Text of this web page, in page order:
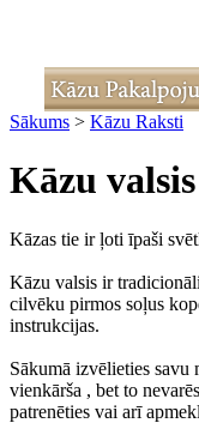
Sākums > Kāzu Raksti
Kāzu valsis
Kāzas tie ir ļoti īpaši
Kāzu valsis ir
cilvēku pirmos soļus
instrukcijas.
Sākumā izvēlieties
vienkārša , bet to
patrenēties vai arī